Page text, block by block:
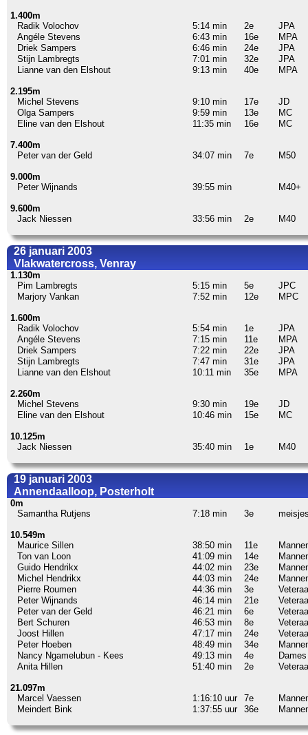
1.400m
Radik Volochov
5:14 min 2e
JPA
Angéle Stevens
6:43 min 16e
MPA
Driek Sampers
6:46 min 24e
JPA
Stijn Lambregts
7:01 min 32e
JPA
Lianne van den Elshout
9:13 min 40e MPA
2.195m
Michel Stevens
9:10 min 17e
JD
Olga Sampers
9:59 min 13e
MC
Eline van den Elshout
11:35 min 16e MC
7.400m
Peter van der Geld
34:07 min 7e M50
9.000m
Peter Wijnands
39:55 min M40+
9.600m
Jack Niessen
33:56 min 2e M40
26 januari 2003
Vlakwatercross, Venray
1.130m
Pim Lambregts
5:15 min 5e
JPC
Marjory Vankan
7:52 min 12e MPC
1.600m
Radik Volochov
5:54 min 1e
JPA
Angéle Stevens
7:15 min 11e
MPA
Driek Sampers
7:22 min 22e
JPA
Stijn Lambregts
7:47 min 31e
JPA
Lianne van den Elshout
10:11 min 35e MPA
2.260m
Michel Stevens
9:30 min 19e
JD
Eline van den Elshout
10:46 min 15e MC
10.125m
Jack Niessen
35:40 min 1e M40
19 januari 2003
Annendaalloop, Posterholt
0m
Samantha Rutjens
7:18 min 3e
10.549m
Maurice Sillen
38:50 min 11e
Ton van Loon
41:09 min 14e
Guido Hendrikx
44:02 min 23e
Michel Hendrikx
44:03 min 24e
Pierre Roumen
44:36 min 3e
Peter Wijnands
46:14 min 21e
Peter van der Geld
46:21 min 6e
Bert Schuren
46:53 min 8e
Joost Hillen
47:17 min 24e
Peter Hoeben
48:49 min 34e
Nancy Ngamelubun - Kees
49:13 min 4e
Dames
Anita Hillen
51:40 min 2e
21.097m
Marcel Vaessen
1:16:10 uur 7e
Meindert Bink
1:37:55 uur 36e